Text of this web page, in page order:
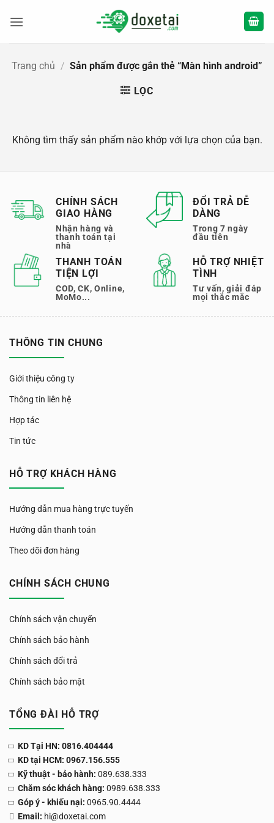
qua
Trang chủ / Sản phẩm được gắn thẻ “Màn hình android”
LỌC
Không tìm thấy sản phẩm nào khớp với lựa chọn của bạn.
CHÍNH SÁCH
GIAO HÀNG
Nhận hàng và
thanh toán tại
nhà
ĐỔI TRẢ DỄ
DÀNG
Trong 7 ngày
đầu tiên
THANH TOÁN
TIỆN LỢI
COD, CK, Online,
MoMo...
HỖ TRỢ NHIỆT
TÌNH
Tư vấn, giải đáp
mọi thắc mắc
THÔNG TIN CHUNG
Giới thiệu công ty
Thông tin liên hệ
Hợp tác
Tin tức
HỖ TRỢ KHÁCH HÀNG
Hướng dẫn mua hàng trực tuyến
Hướng dẫn thanh toán
Theo dõi đơn hàng
CHÍNH SÁCH CHUNG
Chính sách vận chuyển
Chính sách bảo hành
Chính sách đổi trả
Chính sách bảo mật
TỔNG ĐÀI HỖ TRỢ
KD Tại HN: 0816.404444
KD tại HCM: 0967.156.555
Kỹ thuật - bảo hành: 089.638.333
Chăm sóc khách hàng: 0989.638.333
Góp ý - khiếu nại: 0965.90.4444
Email: hi@doxetai.com